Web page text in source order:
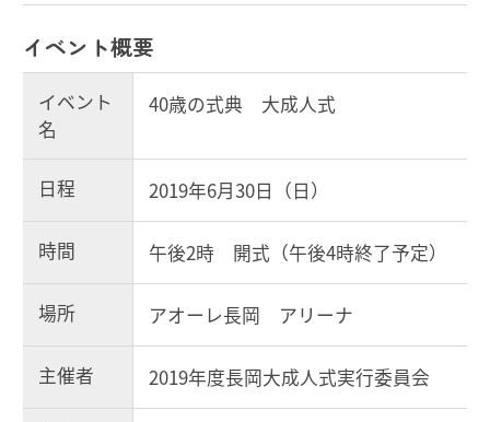
イベント概要
イベント
名
40歳の式典 大成人式
日程 2019年6月30日（日）
時間 午後2時 開式（午後4時終了予定）
場所 アオーレ長岡 アリーナ
主催者 2019年度長岡大成人式実行委員会